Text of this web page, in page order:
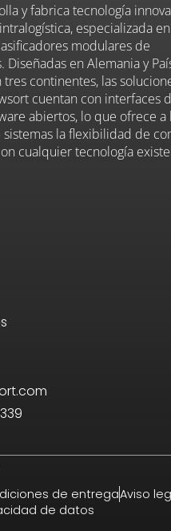
y fabrica tecnología
especializada en
modulares de
en Alemania y
continentes, las
cuentan con interfaces
abiertos, lo que ofrece a
la flexibilidad de
cualquier tecnología
de entregaAviso
de datos